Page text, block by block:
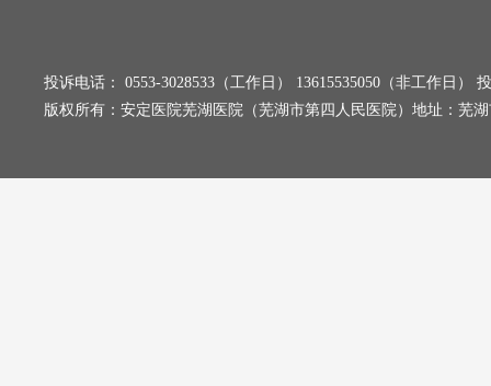
投诉电话： 0553-3028533（工作日） 13615535050（非工作日）
版权所有：安定医院芜湖医院（芜湖市第四人民医院）地址：